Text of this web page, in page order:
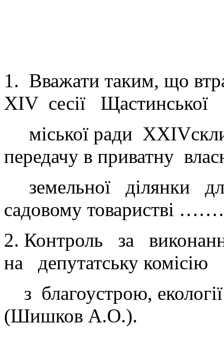
1. Вважати таким, що
ХIV сесії Щастинської
міської ради
передачу в приватну
земельної ділянки
садовому товаристві
2. Контроль за
на депутатську комісію
з благоустрою,
(Шишков А.О.).